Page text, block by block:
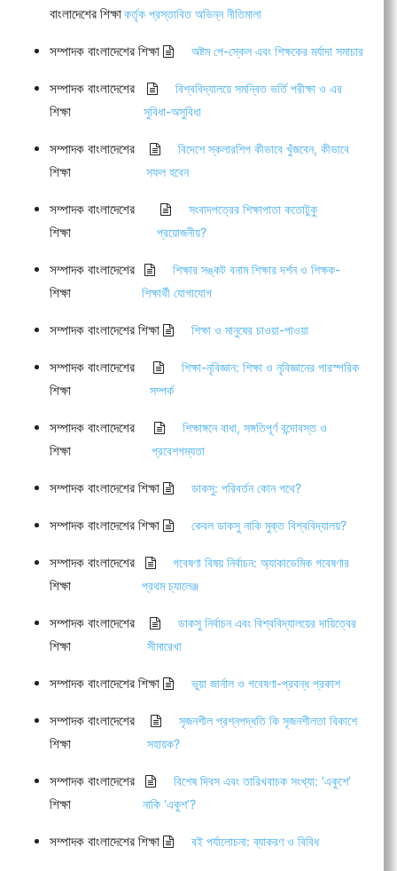
বাংলাদেশের শিক্ষাকর্তৃক প্রস্তাবিত অভিন্ন নীতিমালা
সম্পাদক বাংলাদেশের শিক্ষা অষ্টম পে-স্কেল এবং শিক্ষকের মর্যাদা সমাচার
সম্পাদক বাংলাদেশের
শিক্ষা
বিশ্ববিদ্যালয়ে সমন্বিত ভর্তি পরীক্ষা ও এর
সুবিধা-অসুবিধা
সম্পাদক বাংলাদেশের
শিক্ষা
বিদেশে স্কলারশিপ কীভাবে খুঁজবেন, কীভাবে
সফল হবেন
সম্পাদক বাংলাদেশের
শিক্ষা
সংবাদপত্রের শিক্ষাপাতা কতোটুকু
প্রয়োজনীয়?
সম্পাদক বাংলাদেশের
শিক্ষা
শিক্ষার সঙ্কট বনাম শিক্ষার দর্শন ও শিক্ষক-
শিক্ষার্থী যোগাযোগ
সম্পাদক বাংলাদেশের শিক্ষা শিক্ষা ও মানুষের চাওয়া-পাওয়া
সম্পাদক বাংলাদেশের
শিক্ষা
শিক্ষা-নৃবিজ্ঞান: শিক্ষা ও নৃবিজ্ঞানের পারস্পরিক
সম্পর্ক
সম্পাদক বাংলাদেশের
শিক্ষা
শিক্ষাঙ্গনে বাধা, সঙ্গতিপূর্ণ বন্দোবস্ত ও
প্রবেশগম্যতা
সম্পাদক বাংলাদেশের শিক্ষা ডাকসু: পরিবর্তন কোন পথে?
সম্পাদক বাংলাদেশের শিক্ষা কেবল ডাকসু নাকি মুক্ত বিশ্ববিদ্যালয়?
সম্পাদক বাংলাদেশের
শিক্ষা
গবেষণা বিষয় নির্বাচন: অ্যাকাডেমিক গবেষণার
প্রথম চ্যালেঞ্জ
সম্পাদক বাংলাদেশের
শিক্ষা
ডাকসু নির্বাচন এবং বিশ্ববিদ্যালয়ের দায়িত্বের
সীমারেখা
সম্পাদক বাংলাদেশের শিক্ষা ভুয়া জার্নাল ও গবেষণা-প্রবন্ধ প্রকাশ
সম্পাদক বাংলাদেশের
শিক্ষা
সৃজনশীল প্রশ্নপদ্ধতি কি সৃজনশীলতা বিকাশে
সহায়ক?
সম্পাদক বাংলাদেশের
শিক্ষা
বিশেষ দিবস এবং তারিখবাচক সংখ্যা: ‘একুশে’
নাকি ‘একুশ’?
সম্পাদক বাংলাদেশের শিক্ষা বই পর্যালোচনা: ব্যাকরণ ও বিবিধ